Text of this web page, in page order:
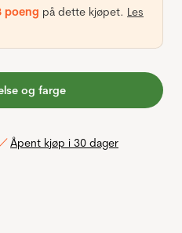
poeng på dette kjøpet. Les
og farge
Åpent kjøp i 30 dager